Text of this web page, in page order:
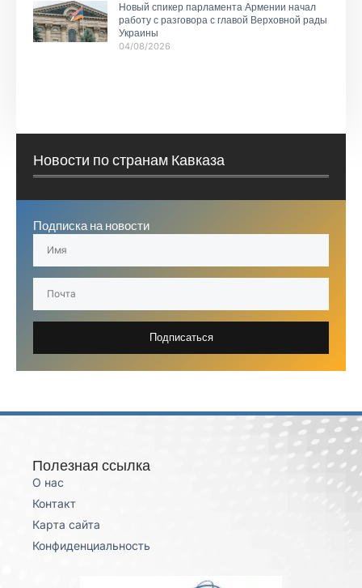
Новый спикер парламента Армении начал
работу с разговора с главой Верховной рады
Украины
04/08/2026
Новости по странам Кавказа
Подписка на новости
Подписаться
Полезная ссылка
О нас
Контакт
Карта сайта
Конфиденциальность